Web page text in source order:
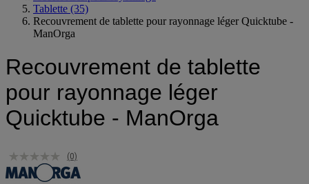
Tablette (35)
Recouvrement de tablette pour rayonnage léger Quicktube -
ManOrga
Recouvrement de tablette
pour rayonnage léger
Quicktube - ManOrga
(0)